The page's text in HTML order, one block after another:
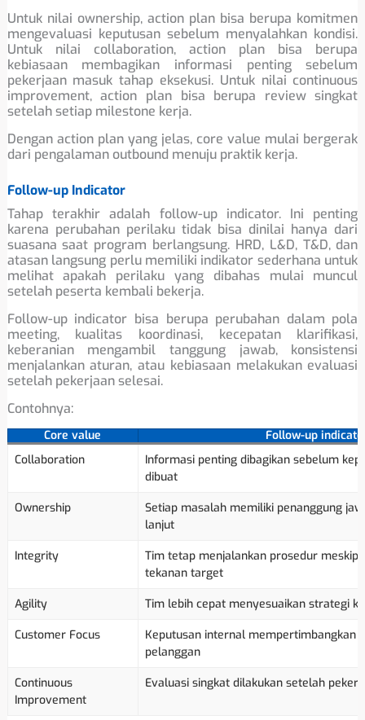
Untuk nilai ownership, action plan bisa berupa komitmen
mengevaluasi keputusan sebelum menyalahkan kondisi.
Untuk nilai collaboration, action plan bisa berupa
kebiasaan membagikan informasi penting sebelum
pekerjaan masuk tahap eksekusi. Untuk nilai continuous
improvement, action plan bisa berupa review singkat
setelah setiap milestone kerja.
Dengan action plan yang jelas, core value mulai bergerak
dari pengalaman outbound menuju praktik kerja.
Follow-up Indicator
Tahap terakhir adalah follow-up indicator. Ini penting
karena perubahan perilaku tidak bisa dinilai hanya dari
suasana saat program berlangsung. HRD, L&D, T&D, dan
atasan langsung perlu memiliki indikator sederhana untuk
melihat apakah perilaku yang dibahas mulai muncul
setelah peserta kembali bekerja.
Follow-up indicator bisa berupa perubahan dalam pola
meeting, kualitas koordinasi, kecepatan klarifikasi,
keberanian mengambil tanggung jawab, konsistensi
menjalankan aturan, atau kebiasaan melakukan evaluasi
setelah pekerjaan selesai.
Contohnya:
Core value
Follow-up
Collaboration
Informasi penting dibagikan sebelum
dibuat
Ownership
Setiap masalah memiliki penanggung
lanjut
Integrity
Tim tetap menjalankan prosedur
tekanan target
Agility
Tim lebih cepat menyesuaikan strategi
Customer Focus
Keputusan internal mempertimbangkan
pelanggan
Continuous
Improvement
Evaluasi singkat dilakukan setelah